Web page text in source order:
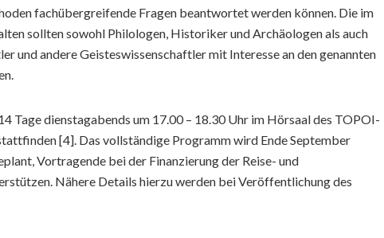
fachübergreifende Fragen beantwortet werden können. Die im
sollten sowohl Philologen, Historiker und Archäologen als auch
und andere Geisteswissenschaftler mit Interesse an den genannten
Tage dienstagabends um 17.00 – 18.30 Uhr im Hörsaal des TOPOI-
[4]. Das vollständige Programm wird Ende September
Vortragende bei der Finanzierung der Reise- und
Nähere Details hierzu werden bei Veröffentlichung des